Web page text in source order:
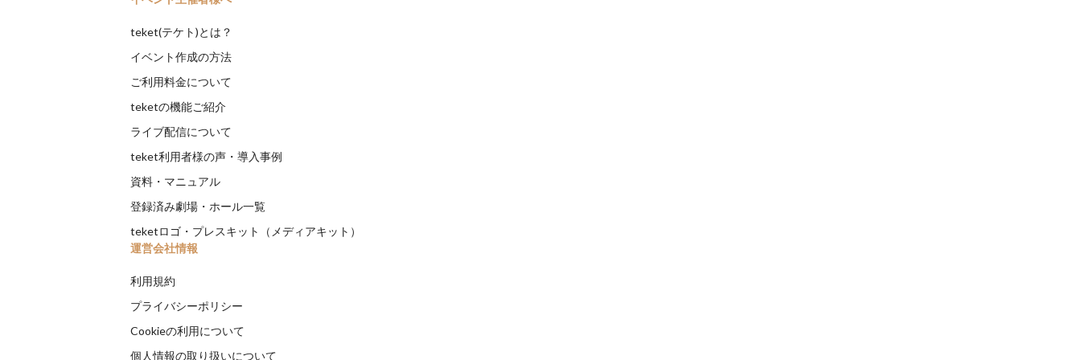
teket(テケト)とは？
イベント作成の方法
ご利用料金について
teketの機能ご紹介
ライブ配信について
teket利用者様の声・導入事例
資料・マニュアル
登録済み劇場・ホール一覧
teketロゴ・プレスキット（メディアキット）
運営会社情報
利用規約
プライバシーポリシー
Cookieの利用について
個人情報の取り扱いについて